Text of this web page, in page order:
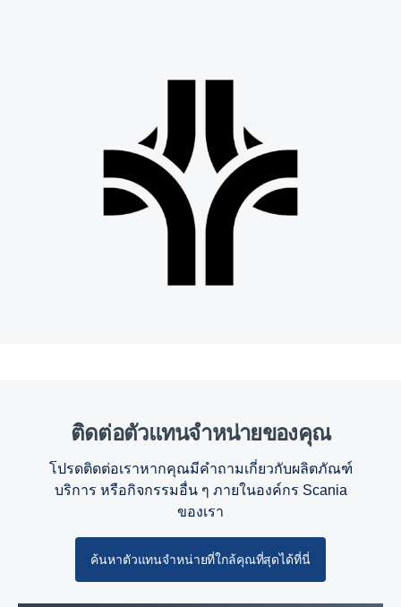
ติดต่อตัวแทนจำหน่ายของคุณ
โปรดติดต่อเราหากคุณมีคำถามเกี่ยวกับผลิตภัณฑ์
บริการ หรือกิจกรรมอื่น ๆ ภายในองค์กร Scania
ของเรา
ค้นหาตัวแทนจำหน่ายที่ใกล้คุณที่สุดได้ที่นี่